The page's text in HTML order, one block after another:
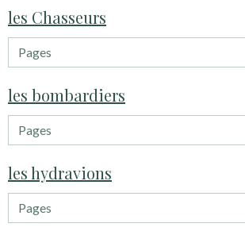
les Chasseurs
les bombardiers
les hydravions